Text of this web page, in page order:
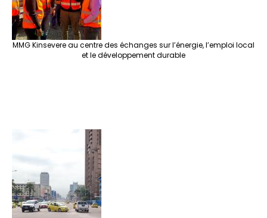
MMG Kinsevere au centre des échanges sur l’énergie, l’emploi local
et le développement durable